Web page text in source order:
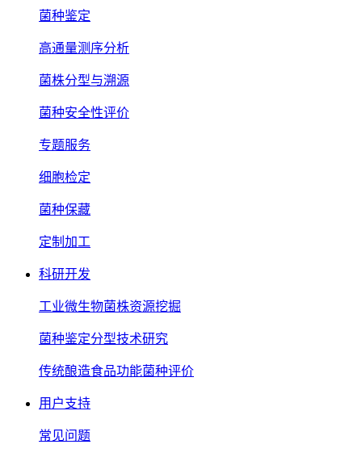
菌种鉴定
高通量测序分析
菌株分型与溯源
菌种安全性评价
专题服务
细胞检定
菌种保藏
定制加工
科研开发
工业微生物菌株资源挖掘
菌种鉴定分型技术研究
传统酿造食品功能菌种评价
用户支持
常见问题